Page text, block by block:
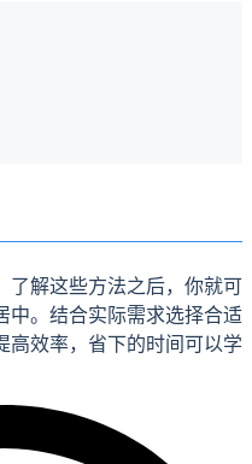
了解这些方法之后，你就可
中。结合实际需求选择合适
高效率，省下的时间可以学